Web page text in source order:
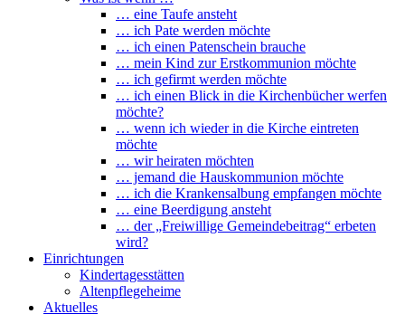
… eine Taufe ansteht
… ich Pate werden möchte
… ich einen Patenschein brauche
… mein Kind zur Erstkommunion möchte
… ich gefirmt werden möchte
… ich einen Blick in die Kirchenbücher werfen
möchte?
… wenn ich wieder in die Kirche eintreten
möchte
… wir heiraten möchten
… jemand die Hauskommunion möchte
… ich die Krankensalbung empfangen möchte
… eine Beerdigung ansteht
… der „Freiwillige Gemeindebeitrag“ erbeten
wird?
Einrichtungen
Kindertagesstätten
Altenpflegeheime
Aktuelles